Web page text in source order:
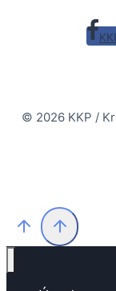
© 2026 KKP /